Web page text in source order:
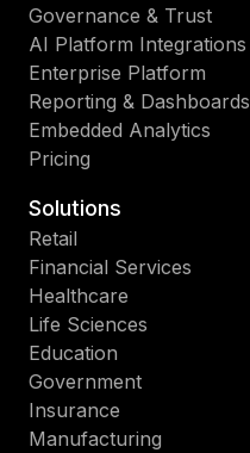
Governance & Trust
AI Platform Integrations
Enterprise Platform
Reporting & Dashboards
Embedded Analytics
Pricing
Solutions
Retail
Financial Services
Healthcare
Life Sciences
Education
Government
Insurance
Manufacturing